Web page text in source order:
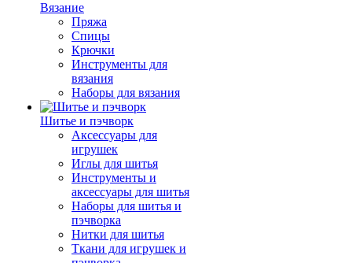
Вязание
Пряжа
Спицы
Крючки
Инструменты для
вязания
Наборы для вязания
Шитье и пэчворк
Аксессуары для
игрушек
Иглы для шитья
Инструменты и
аксессуары для шитья
Наборы для шитья и
пэчворка
Нитки для шитья
Ткани для игрушек и